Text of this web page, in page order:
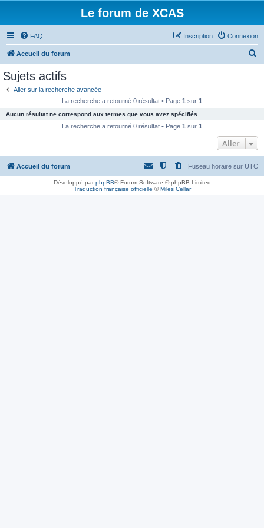
Le forum de XCAS
FAQ Connexion
Inscription
Accueil du forum
c
e
Sujets actifs
Aller sur la recherche avancée
La recherche a retourné 0 résultat • Page 1 sur 1
Aucun résultat ne correspond aux termes que vous avez spécifiés.
La recherche a retourné 0 résultat • Page 1 sur 1
Aller
Accueil du forum Fuseau horaire sur UTC
Développé parphpBB® Forum Software © phpBB Limited
Traduction française officielle ©Miles Cellar